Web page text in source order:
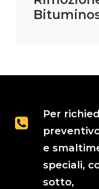
Per
e
speciali,
sotto,